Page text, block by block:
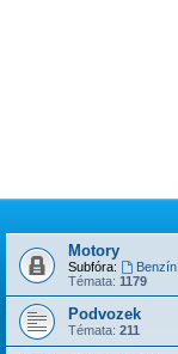
Motory
Subfóra: Benzín,
Témata: 1179
Podvozek
Témata: 211